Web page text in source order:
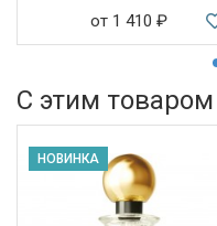
от 1 410 ₽
С этим
НОВИНКА